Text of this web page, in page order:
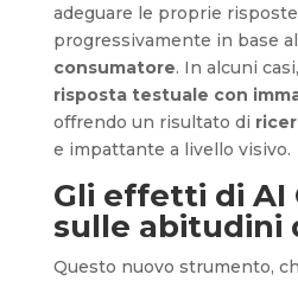
adeguare le proprie
progressivamente in base al
consumatore. In alcuni
risposta testuale con
offrendo un risultato di
e impattante a livello visivo.
Gli effetti di AI
sulle abitudini
Questo nuovo strumento,